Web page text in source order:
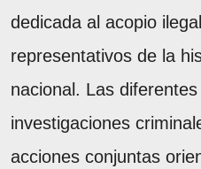
dedicada al acopio
representativos de la
nacional. Las
investigaciones
acciones conjuntas